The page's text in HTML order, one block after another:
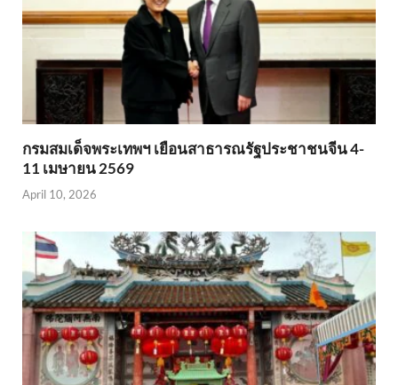
กรมสมเด็จพระเทพฯ เยือนสาธารณรัฐประชาชนจีน 4-
11 เมษายน 2569
April 10, 2026